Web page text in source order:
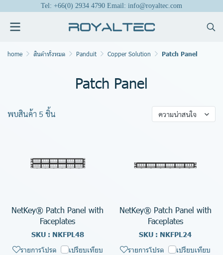
Tel: +66(0) 2934 4790 Email: info@royaltec.com
home สินค้าทั้งหมด Panduit Copper Solution Patch Panel
Patch Panel
พบสินค้า 5 ชิ้น ความน่าสนใจ
NetKey® Patch Panel with
Faceplates
SKU : NKFPL48
รายการโปรด เปรียบเทียบ
NetKey® Patch Panel with
Faceplates
SKU : NKFPL24
รายการโปรด เปรียบเทียบ